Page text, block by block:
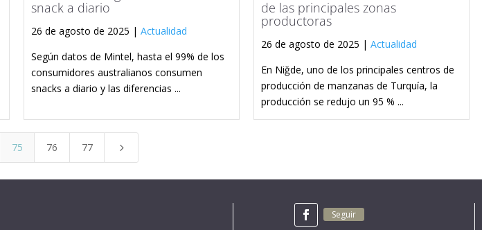
snack a diario
26 de agosto de 2025 | Actualidad
Según datos de Mintel, hasta el 99% de los
consumidores australianos consumen
snacks a diario y las diferencias ...
de las principales zonas
productoras
26 de agosto de 2025 | Actualidad
En Niğde, uno de los principales centros de
producción de manzanas de Turquía, la
producción se redujo un 95 % ...
75 76 77 5
Seguir